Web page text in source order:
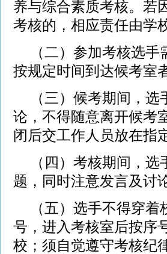
养与综合素质考核。若
考核的，相应责任由学
（二）参加考核选
按规定时间到达候考室
（三）候考期间，
论，不得随意离开候考
闭后交工作人员放在指
（四）考核期间，
题，同时注意发言及讨
（五）选手不得穿
号，进入考核室后按序
校；须自觉遵守考核纪